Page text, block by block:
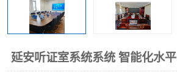
延安听证室系统系统 智能化水平